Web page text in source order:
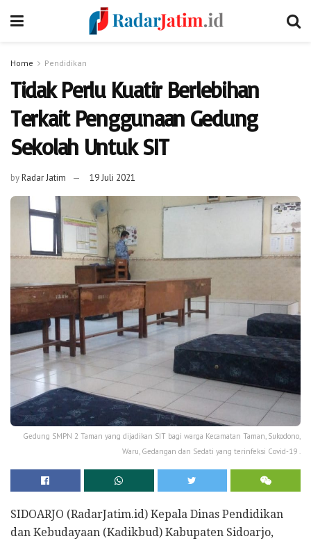
Home Pendidikan
Tidak Perlu Kuatir Berlebihan
Terkait Penggunaan Gedung
Sekolah Untuk SIT
byRadar Jatim 19 Juli 2021
Gedung SMPN 2 Taman yang dijadikan SIT bagi warga Kecamatan Taman, Sukodono,
Waru, Gedangan dan Sedati yang terinfeksi Covid-19 .
SIDOARJO (RadarJatim.id) Kepala Dinas Pendidikan
dan Kebudayaan (Kadikbud) Kabupaten Sidoarjo,